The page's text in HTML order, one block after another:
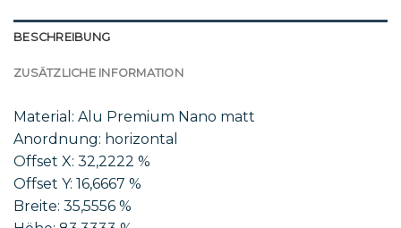
BESCHREIBUNG
ZUSÄTZLICHE INFORMATION
Material: Alu Premium Nano matt
Anordnung: horizontal
Offset X: 32,2222 %
Offset Y: 16,6667 %
Breite: 35,5556 %